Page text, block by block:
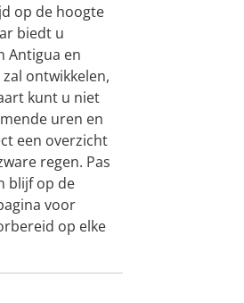
op de hoogte
biedt u
Antigua en
ontwikkelen,
kunt u niet
uren en
een overzicht
regen. Pas
blijf op de
voor
op elke